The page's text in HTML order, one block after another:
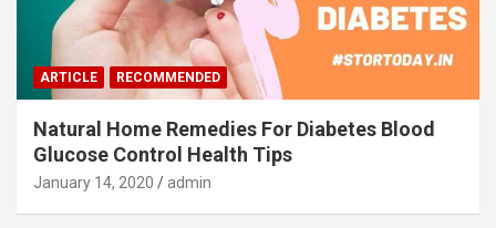
ARTICLE RECOMMENDED
Natural Home Remedies For Diabetes Blood
Glucose Control Health Tips
January 14, 2020 admin